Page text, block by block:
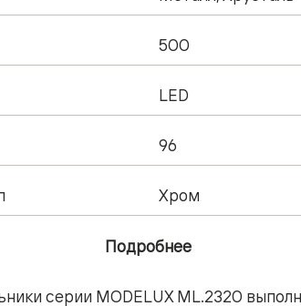
500
LED
96
Хром
Подробнее
серии MODELUX ML.2320